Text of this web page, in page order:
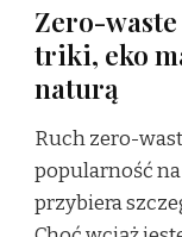
Zero-
triki, eko
naturą
Ruch zero-
popularność na
przybiera